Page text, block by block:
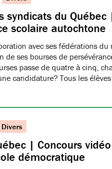
syndicats du Québec
scolaire autochtone
avec ses fédérations
de ses bourses de
passe de quatre à cinq,
candidature? Tous les
Divers
| Concours
démocratique